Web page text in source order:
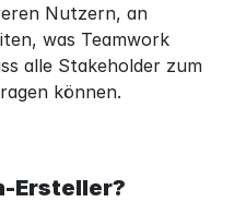
Nutzern, an
was Teamwork
alle Stakeholder zum
können.
Ersteller?